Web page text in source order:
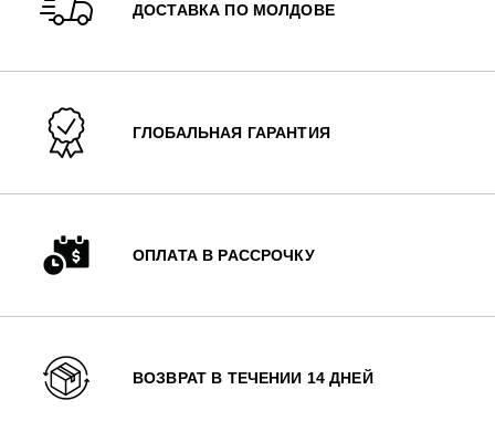
ДОСТАВКА ПО МОЛДОВЕ
ГЛОБАЛЬНАЯ ГАРАНТИЯ
ОПЛАТА В РАССРОЧКУ
ВОЗВРАТ В ТЕЧЕНИИ 14 ДНЕЙ